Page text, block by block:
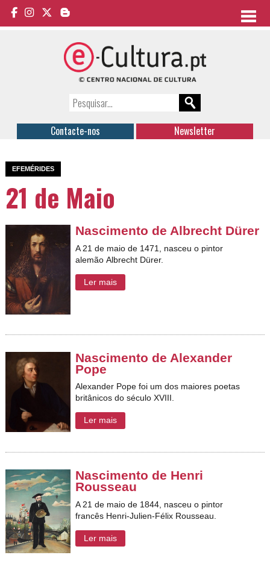
Contacte-nos Newsletter
EFEMÉRIDES
21 de Maio
Nascimento de Albrecht Dürer
A 21 de maio de 1471, nasceu o pintor
alemão Albrecht Dürer.
Ler mais
Nascimento de Alexander
Pope
Alexander Pope foi um dos maiores poetas
britânicos do século XVIII.
Ler mais
Nascimento de Henri
Rousseau
A 21 de maio de 1844, nasceu o pintor
francês Henri-Julien-Félix Rousseau.
Ler mais